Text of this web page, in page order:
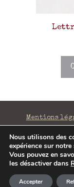
Mentions
©2026 La
206
Nous utilisons des
expérience sur notre
Vous pouvez en
les désactiver dans
Accepter